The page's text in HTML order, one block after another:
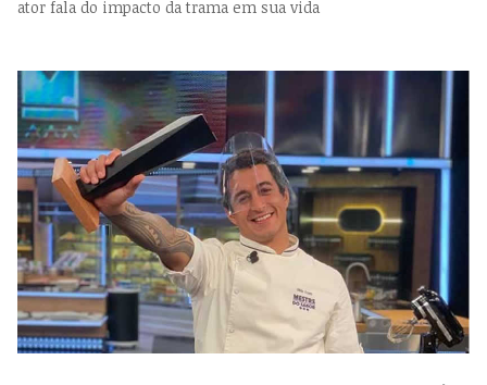
ator fala do impacto da trama em sua vida